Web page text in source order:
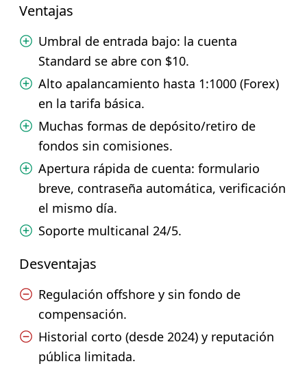
Ventajas
Umbral de entrada bajo: la cuenta
Standard se abre con $10.
Alto apalancamiento hasta 1:1000 (Forex)
en la tarifa básica.
Muchas formas de depósito/retiro de
fondos sin comisiones.
Apertura rápida de cuenta: formulario
breve, contraseña automática, verificación
el mismo día.
Soporte multicanal 24/5.
Desventajas
Regulación offshore y sin fondo de
compensación.
Historial corto (desde 2024) y reputación
pública limitada.